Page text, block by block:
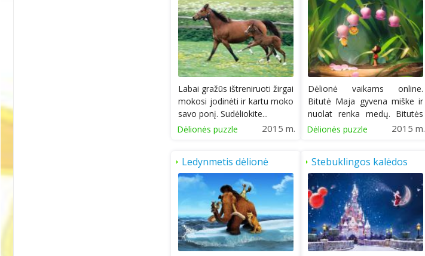
Labai gražūs ištreniruoti žirgai
mokosi jodinėti ir kartu moko
savo ponį. Sudėliokite...
Dėlionės puzzle
2015 m.
Dėlionė vaikams online.
Bitutė Maja gyvena miške ir
nuolat renka medų. Bitutės
labai...
Dėlionės puzzle 2015 m.
Ledynmetis dėlionė
Stebuklingos kalėdos
puzzle